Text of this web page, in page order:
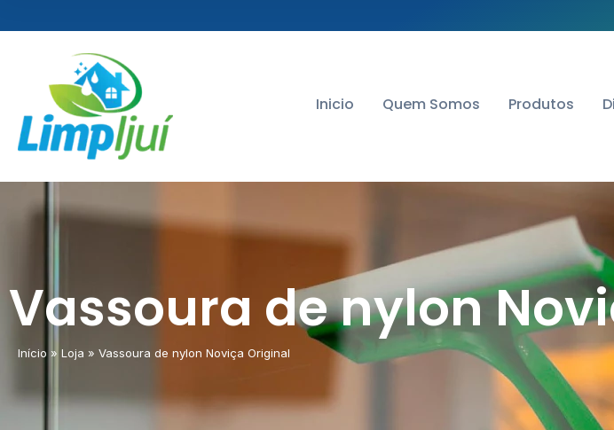
Inicio Quem Somos Produtos
Vassoura de nylon
Início » Loja » Vassoura de nylon Noviça Original